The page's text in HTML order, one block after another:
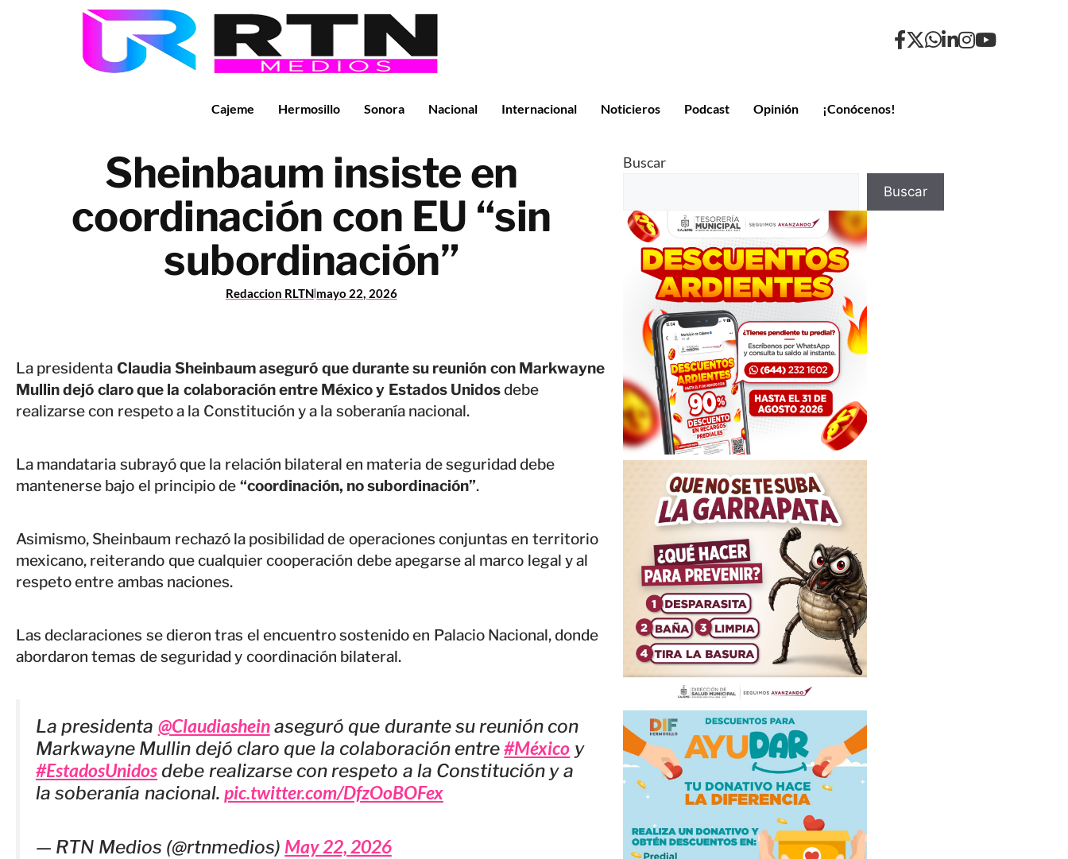
Cajeme Hermosillo Sonora Nacional Internacional Noticieros Podcast Opinión ¡Conócenos!
Sheinbaum insiste en
coordinación con EU “sin
subordinación”
Redaccion RLTN mayo 22, 2026
La presidenta Claudia Sheinbaum aseguró que durante su reunión con Markwayne
Mullin dejó claro que la colaboración entre México y Estados Unidosdebe
realizarse con respeto a la Constitución y a la soberanía nacional.
La mandataria subrayó que la relación bilateral en materia de seguridad debe
mantenerse bajo el principio de “coordinación, no subordinación”.
Asimismo, Sheinbaum rechazó la posibilidad de operaciones conjuntas en territorio
mexicano, reiterando que cualquier cooperación debe apegarse al marco legal y al
respeto entre ambas naciones.
Las declaraciones se dieron tras el encuentro sostenido en Palacio Nacional, donde
abordaron temas de seguridad y coordinación bilateral.
La presidenta @Claudiasheinaseguró que durante su reunión con
Markwayne Mullin dejó claro que la colaboración entre#México y
#EstadosUnidos debe realizarse con respeto a la Constitución y a
la soberanía nacional. pic.twitter.com/DfzOoBOFex
— RTN Medios (@rtnmedios)May 22, 2026
Buscar
Buscar